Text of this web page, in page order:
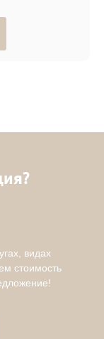
видах
стоимость